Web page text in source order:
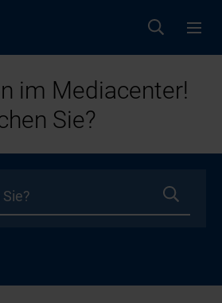
im Mediacenter!
Sie?